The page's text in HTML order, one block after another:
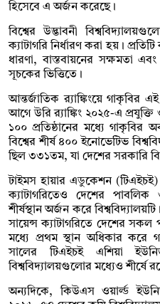
হিসেবে এ অর্জন করেছে।
বিশ্বের উদ্ভাবনী
ক্যাটাগরি নির্ধারণ করা হয়।
ধারণা, বাস্তবায়নের সক্ষমতা
সূচকের ভিত্তিতে।
আন্তর্জাতিক র‌্যাঙ্কিংয়ে গাকৃবির
আগে উরি র‌্যাঙ্কিং ২০২৫-এ প্রযুক্তি
১০০ প্রতিষ্ঠানের মধ্যে গাকৃবির
বিশ্বের শীর্ষ ৪০০ ইনোভেটিভ
ছিল ৩৩১তম, যা দেশের সরকারি
টাইমস হায়ার এডুকেশন (টিএইচই)
ক্যাটাগরিতেও দেশের পাবলিক
শীর্ষস্থান অর্জন করে
সায়েন্স ক্যাটাগরিতে দেশের সকল
মধ্যে প্রথম স্থান অধিকার করে
সালের টিএইচই এশিয়া
বিশ্ববিদ্যালয়গুলোর মধ্যেও শীর্ষে
অন্যদিকে, কিউএস ওয়ার্ল্ড